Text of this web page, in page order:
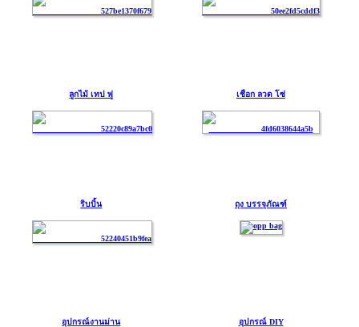
ลูกไม้ เทป พู่ เชือก ลวด โซ่
ริบบิ้น ถุง บรรจุภัณฑ์
อุปกรณ์งานม่าน อุปกรณ์ DIY